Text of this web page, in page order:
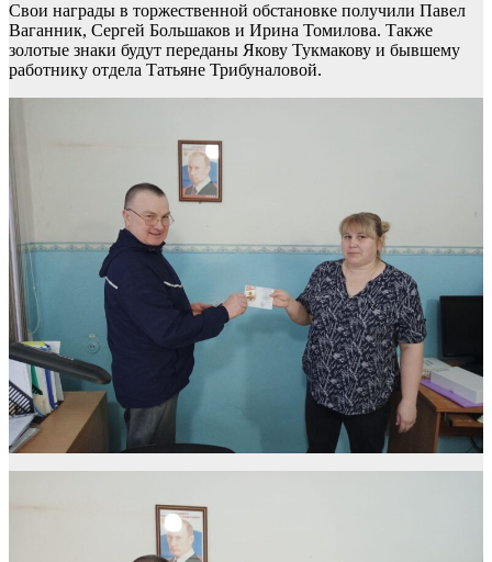
Свои награды в торжественной обстановке получили Павел
Ваганник, Сергей Большаков и Ирина Томилова. Также
золотые знаки будут переданы Якову Тукмакову и бывшему
работнику отдела Татьяне Трибуналовой.